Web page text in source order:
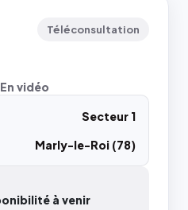
Téléconsultation
vidéo
Secteur 1
Marly-le-Roi (78)
à venir